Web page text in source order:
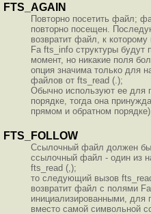
FTS_AGAIN
Повторно посетить файл;
повторно посещен.
возвратит файл, к
Fa fts_info структуры будут
момент, но никакие поля
опция значима только для
файлов от fts_read (.);
Обычно используют ее для
порядке, тогда она
прямом и обратном
FTS_FOLLOW
Ссылочный файл должен
ссылочный файл - один из
fts_read (,);
то следующий вызов
возвратит файл с полями
инициализированными, для
вместо самой символьной